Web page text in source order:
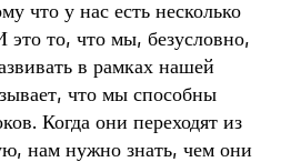
что у нас есть несколько
это то, что мы, безусловно,
в рамках нашей
что мы способны
Когда они переходят из
нам нужно знать, чем они